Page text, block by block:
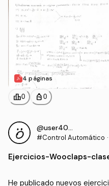
4 páginas
leaderboard0 personal_bag 0
@user40462
#Control Automático ·
Ejercicios-Wooclaps-
He publicado nuevos